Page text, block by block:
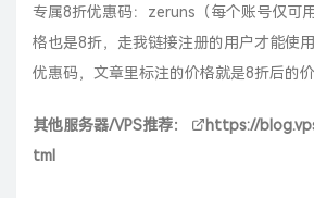
专属8折优惠码：zeruns（每个账号仅可
格也是8折，走我链接注册的用户才能使
优惠码，文章里标注的价格就是8折后的价
其他服务器/VPS推荐：
https://
tml